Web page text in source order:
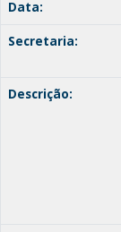
Data:
Secretaria:
Descrição: